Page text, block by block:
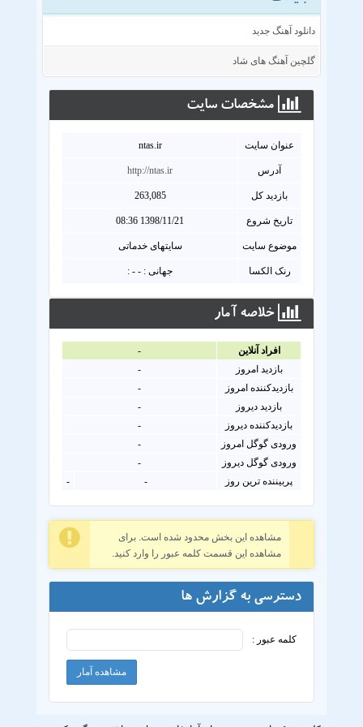
دانلود آهنگ جدید
گلچین آهنگ های شاد
مشخصات سايت
عنوان سايت ntas.ir
آدرس http://ntas.ir
بازدید کل 263,085
تاریخ شروع 1398/11/21 08:36
موضوع سایت سایتهای خدماتی
رنک الکسا جهانی : - - :
خلاصه آمار
افراد آنلاين
-
بازدید امروز
-
بازدیدکننده امروز
-
بازدید دیروز
-
بازدیدکننده دیروز
-
ورودی گوگل امروز
-
ورودی گوگل دیروز
-
پربیننده ترین روز
-
-
مشاهده این بخش محدود شده است. برای
مشاهده این قسمت کلمه عبور را وارد کنید.
دسترسی به گزارش ها
کلمه عبور :